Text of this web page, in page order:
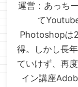
運営：あっち
て
Photoshopは
得。しかし長
ていけず、再
イン講座